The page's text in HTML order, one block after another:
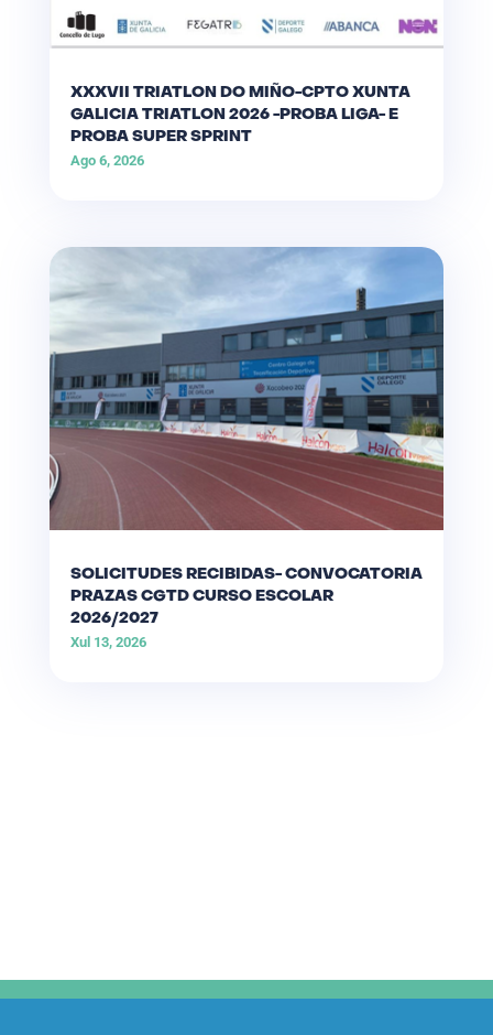
XXXVII TRIATLON DO MIÑO-CPTO XUNTA
GALICIA TRIATLON 2026 -PROBA LIGA- E
PROBA SUPER SPRINT
Ago 6, 2026
SOLICITUDES RECIBIDAS- CONVOCATORIA
PRAZAS CGTD CURSO ESCOLAR
2026/2027
Xul 13, 2026